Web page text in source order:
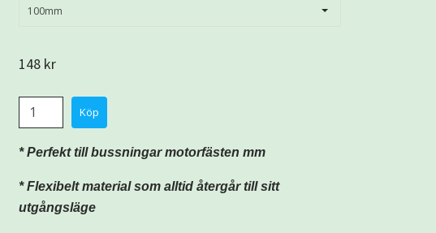
100mm
148 kr
* Perfekt till bussningar motorfästen mm
* Flexibelt material som alltid återgår till sitt
utgångsläge